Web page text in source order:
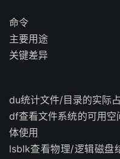
命令
主要用途
关键差异
du统计文件/目录的实际
df查看文件系统的可用空
体使用
lsblk查看物理/逻辑磁